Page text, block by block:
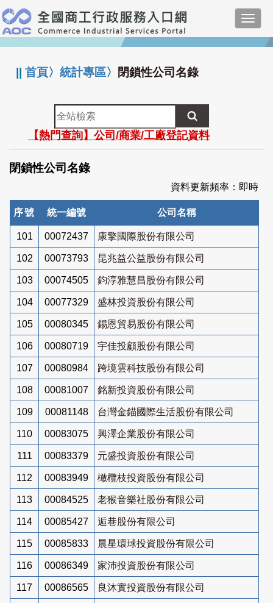
跳
到
主
要
:::
||首頁〉統計專區〉 閉鎖性公司名錄
全
站
檢
索
【熱門查詢】公司/商業/工廠登記資料
閉鎖性公司名錄
資料更新頻率：即時
序號 統一編號 公司名稱
101 00072437 康擎國際股份有限公司
102 00073793 昆兆益公益股份有限公司
103 00074505 鈞淳雅慧昌股份有限公司
104 00077329 盛林投資股份有限公司
105 00080345 錫恩貿易股份有限公司
106 00080719 宇佳投顧股份有限公司
107 00080984 跨境雲科技股份有限公司
108 00081007 銘新投資股份有限公司
109 00081148 台灣金錨國際生活股份有限公司
110 00083075 興澤企業股份有限公司
111 00083379 元盛投資股份有限公司
112 00083949 橄欖枝投資股份有限公司
113 00084525 老猴音樂社股份有限公司
114 00085427 逅巷股份有限公司
115 00085833 晨星環球投資股份有限公司
116 00086349 家沛投資股份有限公司
117 00086565 良沐實投資股份有限公司